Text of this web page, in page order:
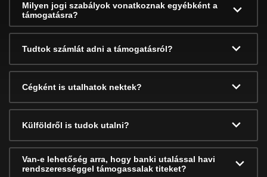
Milyen jogi szabályok vonatkoznak egyébként a
támogatásra?
Tudtok számlát adni a támogatásról?
Cégként is utalhatok nektek?
Külföldről is tudok utalni?
Van-e lehetőség arra, hogy banki utalással havi
rendszerességgel támogassalak titeket?